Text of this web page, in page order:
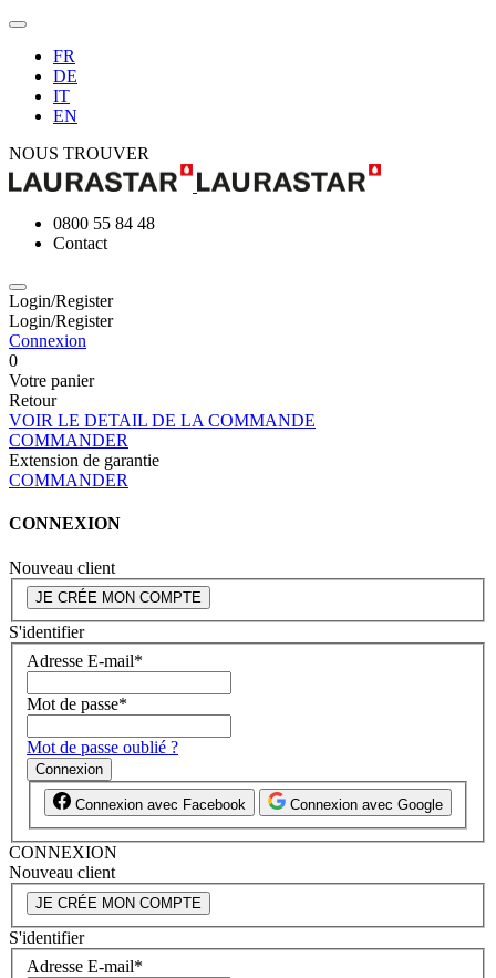
FR
DE
IT
EN
NOUS TROUVER
0800 55 84 48
Contact
Login/Register
Login/Register
Connexion
0
Votre panier
Retour
VOIR LE DETAIL DE LA COMMANDE
COMMANDER
Extension de garantie
COMMANDER
CONNEXION
Nouveau client
JE CRÉE MON COMPTE
S'identifier
Adresse E-mail*
Mot de passe*
Mot de passe oublié ?
Connexion
Connexion avec Facebook Connexion avec Google
CONNEXION
Nouveau client
JE CRÉE MON COMPTE
S'identifier
Adresse E-mail*